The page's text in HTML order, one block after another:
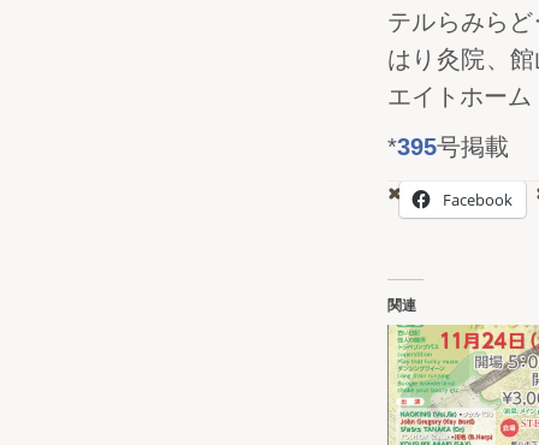
テルらみら
はり灸院、
エイトホー
*395号掲載
Facebook
関連